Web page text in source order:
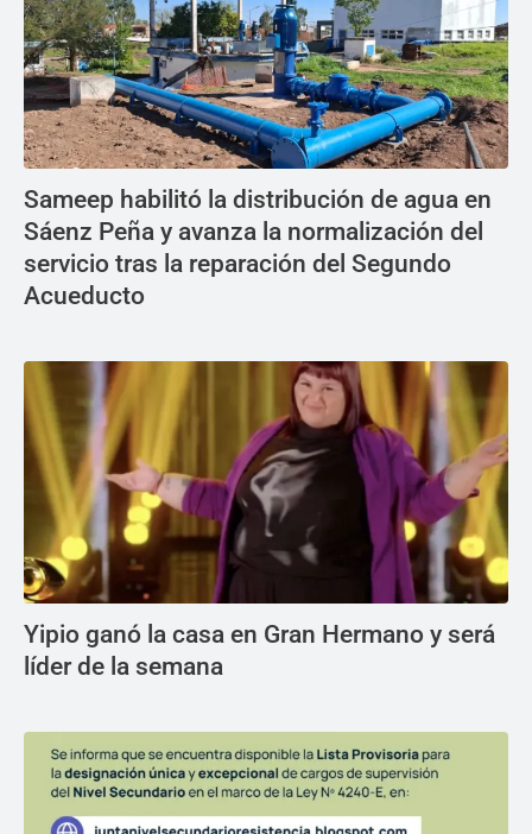
Sameep habilitó la distribución de agua en
Sáenz Peña y avanza la normalización del
servicio tras la reparación del Segundo
Acueducto
Yipio ganó la casa en Gran Hermano y será
líder de la semana